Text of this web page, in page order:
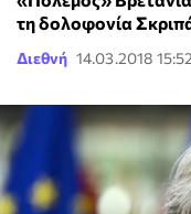
τη δολοφονία
Διεθνή 14.03.2018 15:52